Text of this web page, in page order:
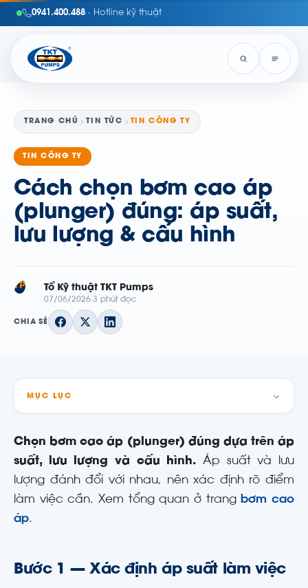
0941.400.488 · Hotline kỹ thuật
TRANG CHỦ TIN TỨC TIN CÔNG TY
TIN CÔNG TY
Cách chọn bơm cao áp
(plunger) đúng: áp suất,
lưu lượng & cấu hình
TP Tổ Kỹ thuật TKT Pumps
07/06/2026 3 phút đọc
CHIA SẺ
MỤC LỤC
Chọn bơm cao áp (plunger) đúng dựa trên áp
suất, lưu lượng và cấu hình. Áp suất và lưu
lượng đánh đổi với nhau, nên xác định rõ điểm
làm việc cần. Xem tổng quan ở trang bơm cao
áp.
Bước 1 — Xác định áp suất làm việc